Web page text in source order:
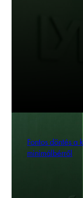
Fontos döntés
minimálbérről